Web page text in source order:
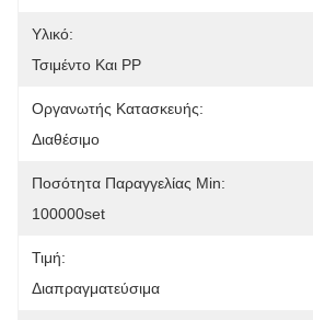
Υλικό:
Τσιμέντο Και PP
Οργανωτής Κατασκευής:
Διαθέσιμο
Ποσότητα Παραγγελίας Min:
100000set
Τιμή:
Διαπραγματεύσιμα